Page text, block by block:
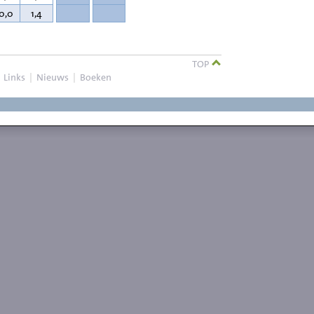
1,4
TOP
Links | Nieuws | Boeken